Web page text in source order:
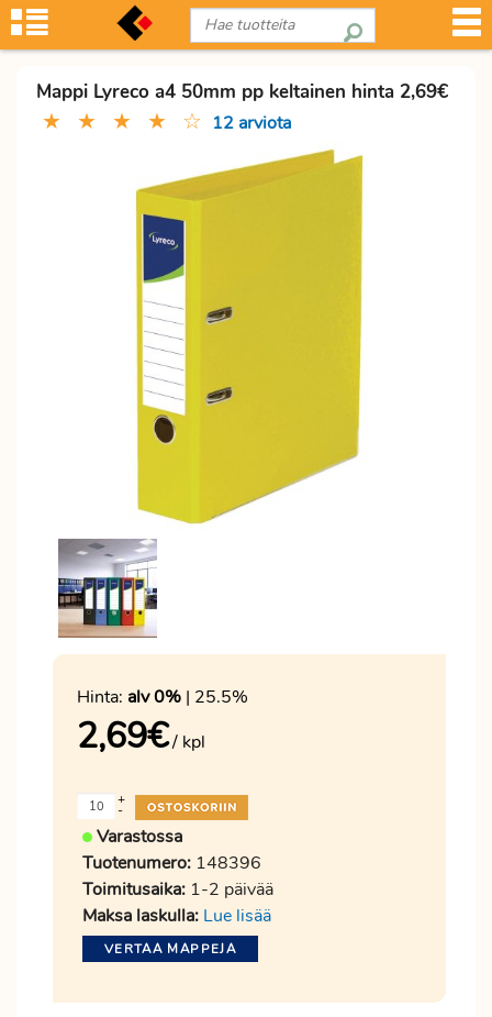
Mappi Lyreco a4 50mm pp keltainen hinta 2,69€
★ ★ ★ ★ ☆ 12 arviota
Hinta: alv 0% | 25.5%
2,69€/ kpl
-
+
Varastossa
Tuotenumero: 148396
Toimitusaika: 1-2 päivää
Maksa laskulla: Lue lisää
VERTAA MAPPEJA